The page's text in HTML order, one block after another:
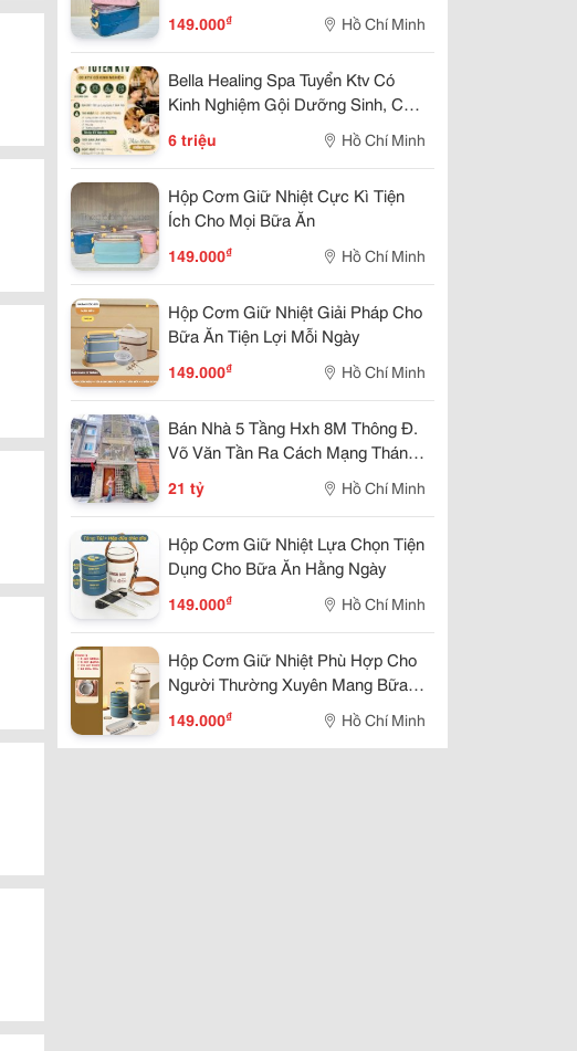
149.000₫ Hồ Chí Minh
Bella Healing Spa Tuyển Ktv Có
Kinh Nghiệm Gội Dưỡng Sinh, Cvg,
6 triệu Hồ Chí Minh
Hộp Cơm Giữ Nhiệt Cực Kì Tiện
Ích Cho Mọi Bữa Ăn
149.000₫ Hồ Chí Minh
Hộp Cơm Giữ Nhiệt Giải Pháp Cho
Bữa Ăn Tiện Lợi Mỗi Ngày
149.000₫ Hồ Chí Minh
Bán Nhà 5 Tầng Hxh 8M Thông Đ.
Võ Văn Tần Ra Cách Mạng Tháng
8 Quận 3 - Dt 82M2 Sổ Hồng Full
Thổ Cư - Đang Cho Thuê Khoán
Chdv 30Tr/Th * Lh Giang Giang:
21 tỷ Hồ Chí Minh
Hộp Cơm Giữ Nhiệt Lựa Chọn Tiện
Dụng Cho Bữa Ăn Hằng Ngày
149.000₫ Hồ Chí Minh
Hộp Cơm Giữ Nhiệt Phù Hợp Cho
Người Thường Xuyên Mang Bữa
Ăn Theo
149.000₫ Hồ Chí Minh